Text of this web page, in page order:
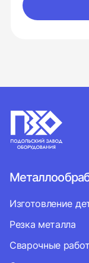
Изготовление
Резка металла
Сварочные